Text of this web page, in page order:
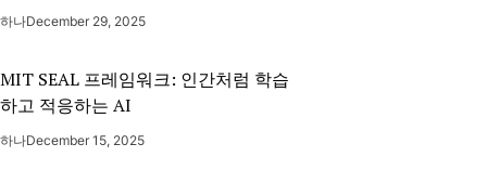
하나December 29, 2025
MIT SEAL 프레임워크: 인간처럼 학습
하고 적응하는 AI
하나December 15, 2025